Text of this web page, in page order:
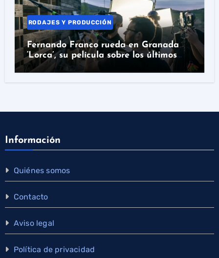
RODAJES Y PRODUCCIÓN
Fernando Franco rueda en Granada
‘Lorca’, su película sobre los últimos
días del poeta
Información
Quiénes somos
Contacto
Aviso legal
Política de privacidad